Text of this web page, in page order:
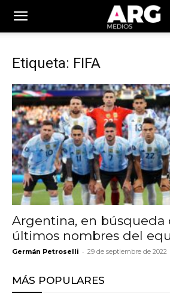
Etiqueta: FIFA
Argentina, en búsqueda
últimos nombres del
Germán Petroselli - 29 de septiembre de 2022
MÁS POPULARES